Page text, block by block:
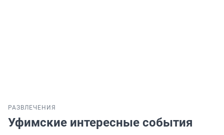
РАЗВЛЕЧЕНИЯ
Уфимские интересные события